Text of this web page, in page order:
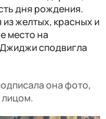
дня рождения.
желтых, красных и
место на
сподвигла
она фото,